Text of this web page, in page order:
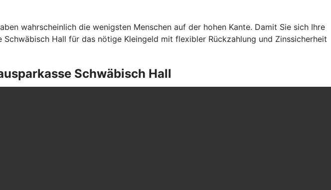
wahrscheinlich die wenigsten Menschen auf der hohen Kante. Damit Sie sich Ihre
Hall für das nötige Kleingeld mit flexibler Rückzahlung und Zinssicherheit
Schwäbisch Hall